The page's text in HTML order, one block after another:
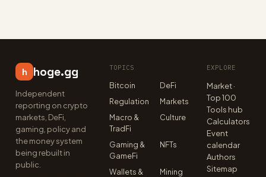
h hoge.gg
Independent
reporting on crypto
markets, DeFi,
gaming, policy and
the money system
being rebuilt in
public.
TOPICS
Bitcoin
DeFi
Regulation
Markets
Macro &
TradFi
Culture
Gaming &
GameFi
NFTs
Wallets &
Mining
EXPLORE
Market ·
Top 100
Tools hub
Calculators
Event
calendar
Authors
Sitemap